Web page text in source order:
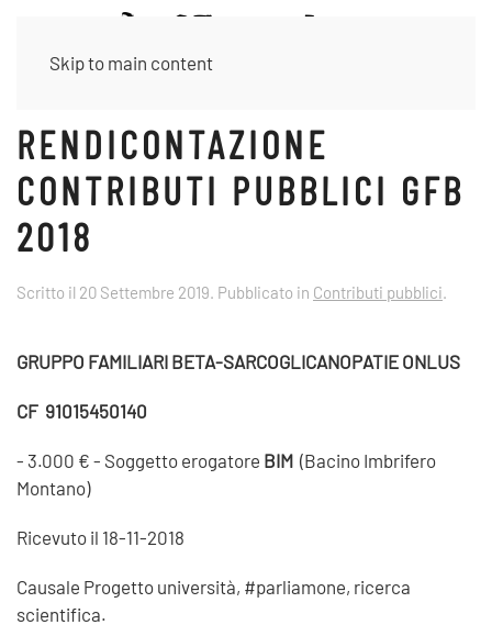
Skip to main content
RENDICONTAZIONE
CONTRIBUTI PUBBLICI GFB
2018
Scritto il 20 Settembre 2019. Pubblicato in Contributi pubblici.
GRUPPO FAMILIARI BETA-SARCOGLICANOPATIE ONLUS
CF 91015450140
- 3.000 € - Soggetto erogatore BIM (Bacino Imbrifero
Montano)
Ricevuto il 18-11-2018
Causale Progetto università, #parliamone, ricerca
scientifica.